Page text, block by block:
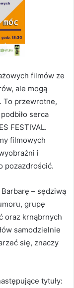
filmów ze
ale mogą
To przewrotne,
serca
FESTIVAL.
filmowych
i
pozazdrościć.
– sędziwą
grupę
oraz krnąbrnych
samodzielnie
się, znaczy
tytuły: